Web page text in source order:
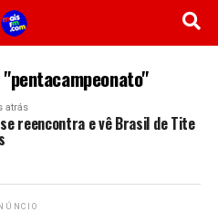
atrás
reencontra e vê Brasil de Tite